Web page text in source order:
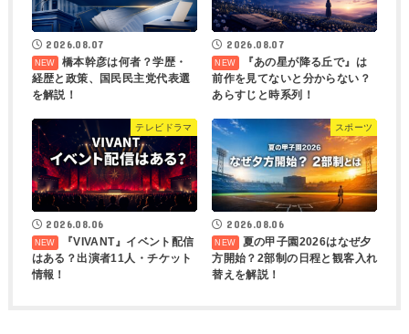
2026.08.07
橋本幹彦は何者？学歴・
経歴と政策、国民民主党代表選
を解説！
2026.08.07
『あの星が降る丘で』は
前作を見てないと分からない？
あらすじと時系列！
テレビドラマ
2026.08.06
『VIVANT』イベント配信
はある？出演者11人・チケット
情報！
スポーツ
2026.08.06
夏の甲子園2026はなぜ夕
方開始？2部制の日程と観客入れ
替えを解説！